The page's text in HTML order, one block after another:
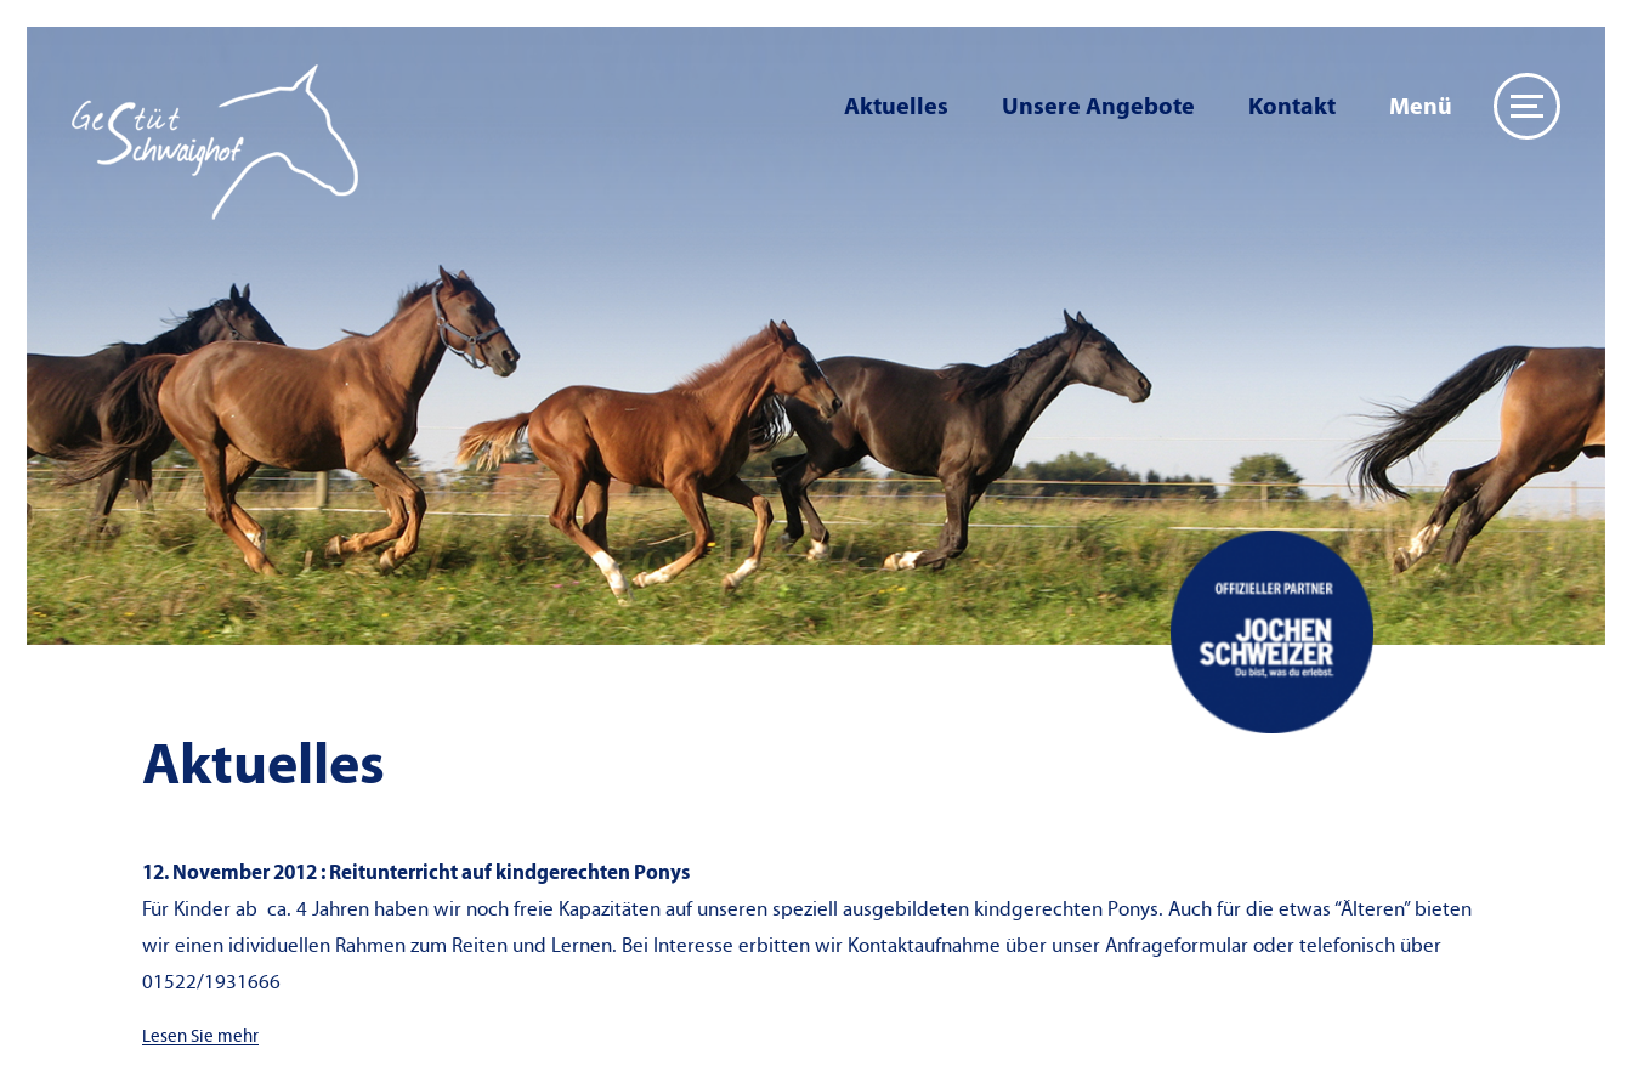
Aktuelles Unsere Angebote Kontakt Menü
Aktuelles
12. November 2012 : Reitunterricht auf kindgerechten Ponys
Für Kinder ab ca. 4 Jahren haben wir noch freie Kapazitäten auf unseren speziell ausgebildeten kindgerechten Ponys. Auch für die etwas “Älteren” bieten
wir einen idividuellen Rahmen zum Reiten und Lernen. Bei Interesse erbitten wir Kontaktaufnahme über unser Anfrageformular oder telefonisch über
01522/1931666
Lesen Sie mehr